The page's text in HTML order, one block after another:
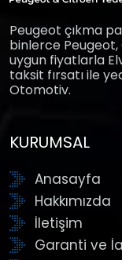
Peugeot çıkma
binlerce
uygun fiyatlarla
taksit fırsatı ile
Otomotiv.
KURUMSAL
Anasayfa
Hakkımızda
İletişim
Garanti ve